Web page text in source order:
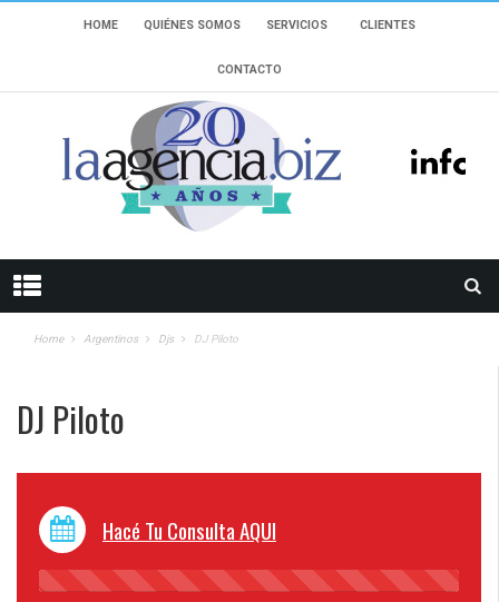
HOME QUIÉNES SOMOS SERVICIOS CLIENTES
CONTACTO
Home Argentinos Djs DJ Piloto
DJ Piloto
Hacé Tu Consulta AQUI
45%